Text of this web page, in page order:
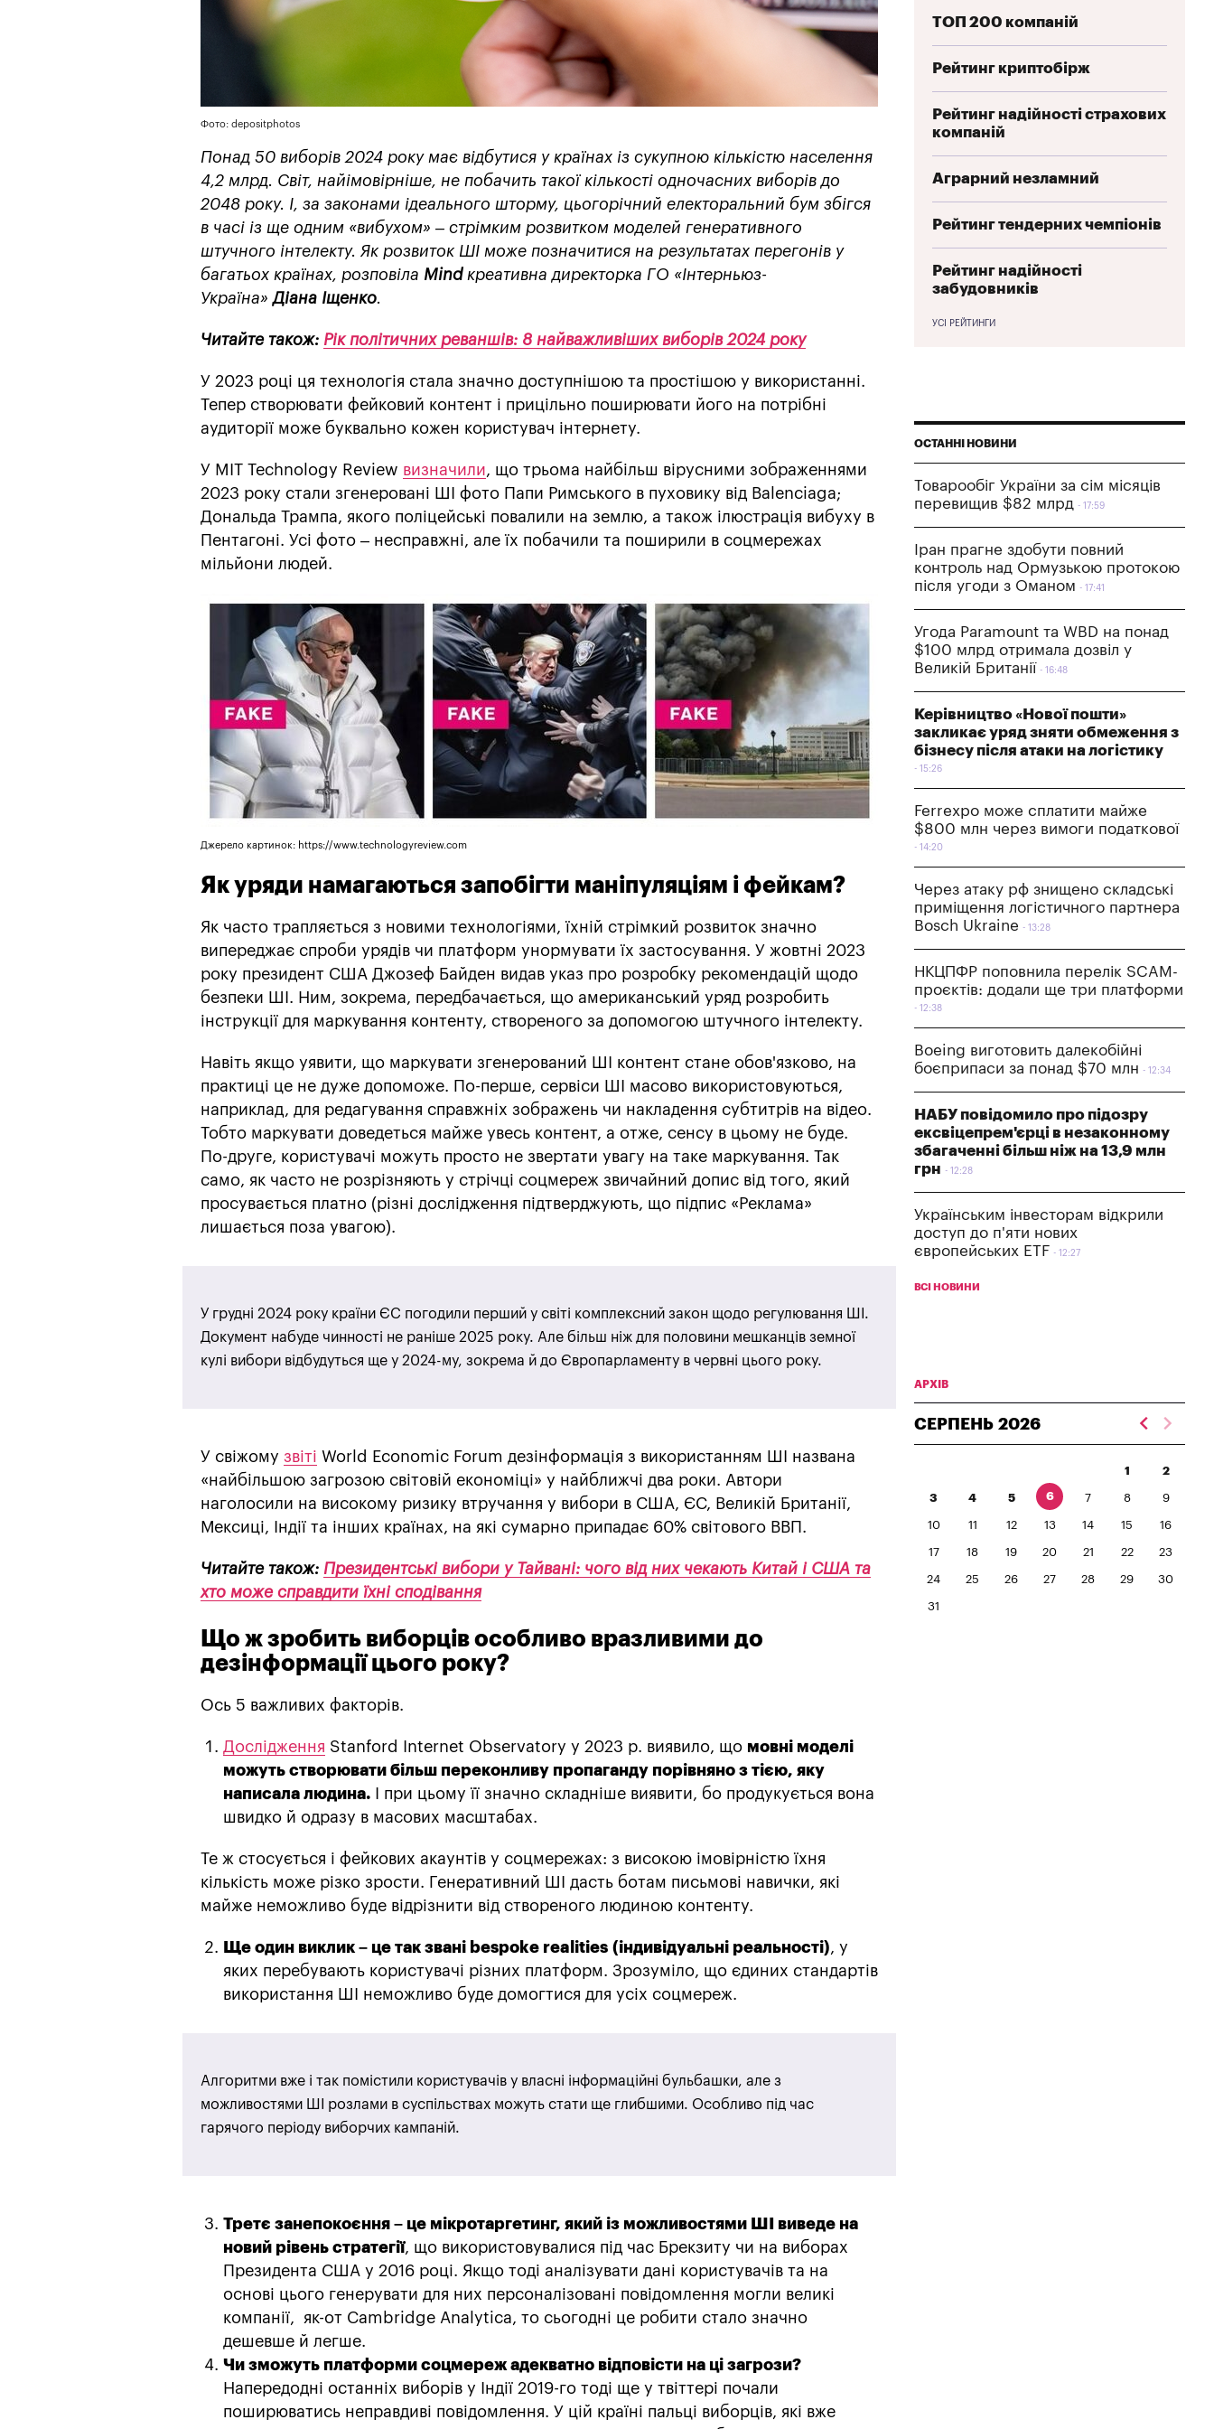
Фото: depositphotos
Понад 50 виборів 2024 року має відбутися у країнах із сукупною кількістю населення
4,2 млрд. Світ, найімовірніше, не побачить такої кількості одночасних виборів до
2048 року. І, за законами ідеального шторму, цьогорічний електоральний бум збігся
в часі із ще одним «вибухом» – стрімким розвитком моделей генеративного
штучного інтелекту. Як розвиток ШІ може позначитися на результатах перегонів у
багатьох країнах, розповіла Mindкреативна директорка ГО «Інтерньюз-
Україна»Діана Іщенко.
Читайте також: Рік політичних реваншів: 8 найважливіших виборів 2024 року
У 2023 році ця технологія стала значно доступнішою та простішою у використанні.
Тепер створювати фейковий контент і прицільно поширювати його на потрібні
аудиторії може буквально кожен користувач інтернету.
У MIT Technology Review визначили, що трьома найбільш вірусними зображеннями
2023 року стали згенеровані ШІ фото Папи Римського в пуховику від Balenciaga;
Дональда Трампа, якого поліцейські повалили на землю, а також ілюстрація вибуху в
Пентагоні. Усі фото – несправжні, але їх побачили та поширили в соцмережах
мільйони людей.
Джерело картинок: https://www.technologyreview.com
Як уряди намагаються запобігти маніпуляціям і фейкам?
Як часто трапляється з новими технологіями, їхній стрімкий розвиток значно
випереджає спроби урядів чи платформ унормувати їх застосування. У жовтні 2023
року президент США Джозеф Байден видав указ про розробку рекомендацій щодо
безпеки ШІ. Ним, зокрема, передбачається, що американський уряд розробить
інструкції для маркування контенту, створеного за допомогою штучного інтелекту.
Навіть якщо уявити, що маркувати згенерований ШІ контент стане обов'язково, на
практиці це не дуже допоможе. По-перше, сервіси ШІ масово використовуються,
наприклад, для редагування справжніх зображень чи накладення субтитрів на відео.
Тобто маркувати доведеться майже увесь контент, а отже, сенсу в цьому не буде.
По-друге, користувачі можуть просто не звертати увагу на таке маркування. Так
само, як часто не розрізняють у стрічці соцмереж звичайний допис від того, який
просувається платно (різні дослідження підтверджують, що підпис «Реклама»
лишається поза увагою).
У грудні 2024 року країни ЄС погодили перший у світі комплексний закон щодо регулювання ШІ.
Документ набуде чинності не раніше 2025 року. Але більш ніж для половини мешканців земної
кулі вибори відбудуться ще у 2024-му, зокрема й до Європарламенту в червні цього року.
У свіжому звіті World Economic Forum дезінформація з використанням ШІ названа
«найбільшою загрозою світовій економіці» у найближчі два роки. Автори
наголосили на високому ризику втручання у вибори в США, ЄС, Великій Британії,
Мексиці, Індії та інших країнах, на які сумарно припадає 60% світового ВВП.
Читайте також: Президентські вибори у Тайвані: чого від них чекають Китай і США та
хто може справдити їхні сподівання
Що ж зробить виборців особливо вразливими до
дезінформації цього року?
Ось 5 важливих факторів.
Дослідження Stanford Internet Observatory у 2023 р. виявило, що мовні моделі
можуть створювати більш переконливу пропаганду порівняно з тією, яку
написала людина.
І при цьому її значно складніше виявити, бо продукується вона
швидко й одразу в масових масштабах.
Те ж стосується і фейкових акаунтів у соцмережах: з високою імовірністю їхня
кількість може різко зрости. Генеративний ШІ дасть ботам письмові навички, які
майже неможливо буде відрізнити від створеного людиною контенту.
Ще один виклик – це так звані bespoke realities (індивідуальні реальності), у
яких перебувають користувачі різних платформ. Зрозуміло, що єдиних стандартів
використання ШІ неможливо буде домогтися для усіх соцмереж.
Алгоритми вже і так помістили користувачів у власні інформаційні бульбашки, але з
можливостями ШІ розлами в суспільствах можуть стати ще глибшими. Особливо під час
гарячого періоду виборчих кампаній.
Третє занепокоєння – це мікротаргетинг, який із можливостями ШІ виведе на
новий рівень стратегії, що використовувалися під час Брекзиту чи на виборах
Президента США у 2016 році. Якщо тоді аналізувати дані користувачів та на
основі цього генерувати для них персоналізовані повідомлення могли великі
компанії, як-от Cambridge Analytica, то сьогодні це робити стало значно
дешевше й легше.
Чи зможуть платформи соцмереж адекватно відповісти на ці загрози?
Напередодні останніх виборів у Індії 2019-го тоді ще у твіттері почали
поширюватись неправдиві повідомлення. У цій країні пальці виборців, які вже
ТОП 200 компаній
Рейтинг криптобірж
Рейтинг надійності страхових
компаній
Аграрний незламний
Рейтинг тендерних чемпіонів
Рейтинг надійності
забудовників
УСІ РЕЙТИНГИ
ОСТАННІ НОВИНИ
Товарообіг України за сім місяців
перевищив $82 млрд
17:59
Іран прагне здобути повний
контроль над Ормузькою протокою
після угоди з Оманом
17:41
Угода Paramount та WBD на понад
$100 млрд отримала дозвіл у
Великій Британії
16:48
Керівництво «Нової пошти»
закликає уряд зняти обмеження з
бізнесу після атаки на логістику
15:26
Ferrexpo може сплатити майже
$800 млн через вимоги податкової
14:20
Через атаку рф знищено складські
приміщення логістичного партнера
Bosch Ukraine
13:28
НКЦПФР поповнила перелік SCAM-
проєктів: додали ще три платформи
12:38
Boeing виготовить далекобійні
боєприпаси за понад $70 млн
12:34
НАБУ повідомило про підозру
ексвіцепрем'єрці в незаконному
збагаченні більш ніж на 13,9 млн
грн
12:28
Українським інвесторам відкрили
доступ до п'яти нових
європейських ETF
12:27
ВСІ НОВИНИ
АРХІВ
СЕРПЕНЬ 2026
1 2
3 4 5 6 7 8 9
10 11 12 13 14 15 16
17 18 19 20 21 22 23
24 25 26 27 28 29 30
31